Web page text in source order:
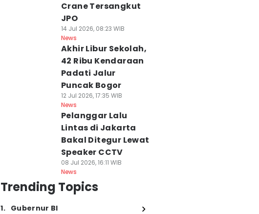
Crane Tersangkut
JPO
14 Jul 2026, 08:23 WIB
News
Akhir Libur Sekolah,
42 Ribu Kendaraan
Padati Jalur
Puncak Bogor
12 Jul 2026, 17:35 WIB
News
Pelanggar Lalu
Lintas di Jakarta
Bakal Ditegur Lewat
Speaker CCTV
08 Jul 2026, 16:11 WIB
News
Trending Topics
1. Gubernur BI